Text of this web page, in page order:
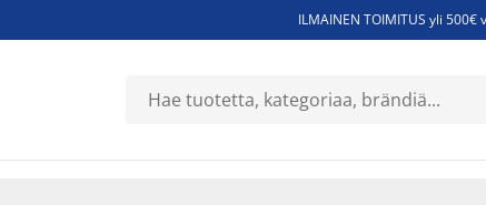
ILMAINEN TOIMITUS yli